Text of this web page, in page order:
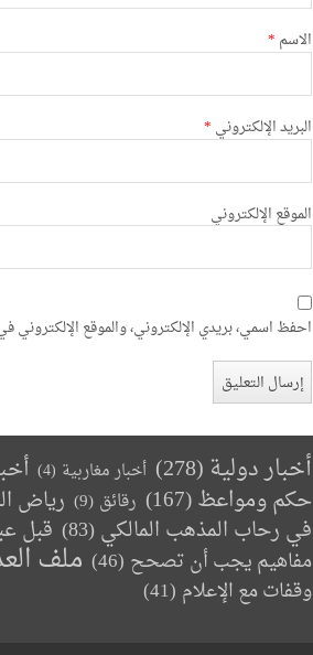
الاسم *
البريد الإلكتروني *
الموقع الإلكتروني
احفظ اسمي، بريدي الإلكتروني، والموقع الإلكتروني
أخبار دولية (278) أخبار مغاربية (4)
حكم ومواعظ(167) رقائق (9) رياض
في رحاب المذهب المالكي (83) قبل
مفاهيم يجب أن تصحح (46) ملف
وقفات مع الإعلام (41)